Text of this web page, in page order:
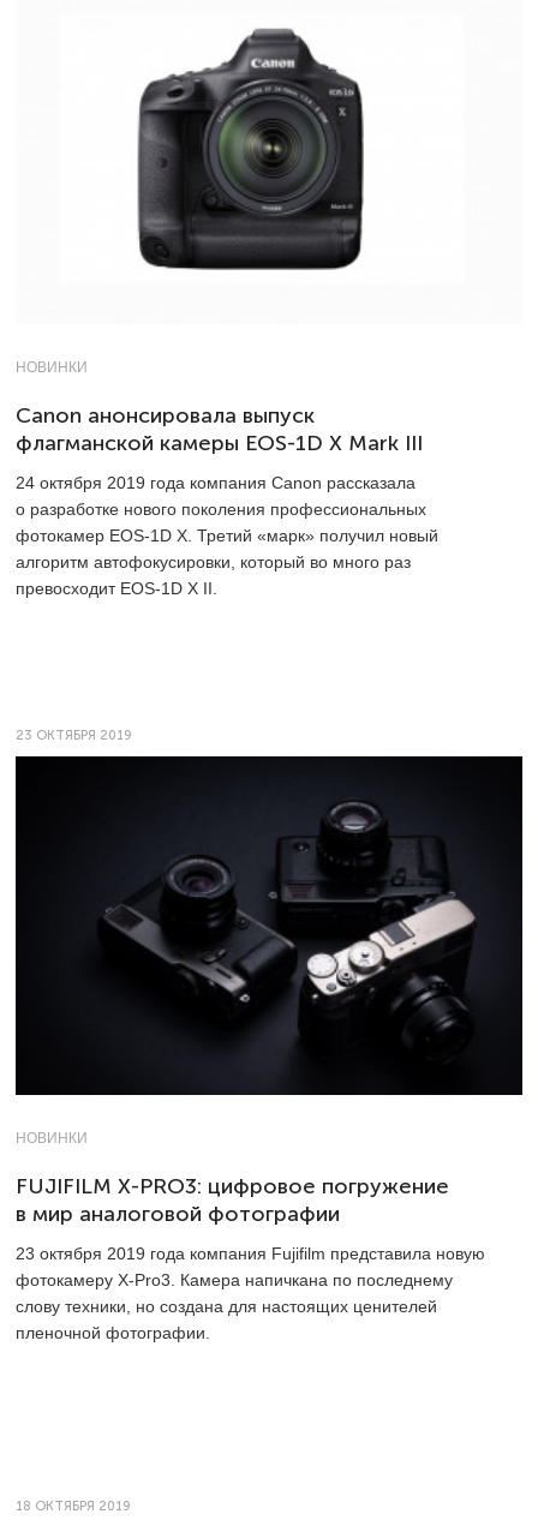
НОВИНКИ
Canon анонсировала выпуск
флагманской камеры EOS-1D X Mark III
24 октября 2019 года компания Canon рассказала
о разработке нового поколения профессиональных
фотокамер EOS-1D X. Третий «марк» получил новый
алгоритм автофокусировки, который во много раз
превосходит EOS-1D X II.
23 ОКТЯБРЯ 2019
НОВИНКИ
FUJIFILM X-PRO3: цифровое погружение
в мир аналоговой фотографии
23 октября 2019 года компания Fujifilm представила новую
фотокамеру X-Pro3. Камера напичкана по последнему
слову техники, но создана для настоящих ценителей
пленочной фотографии.
18 ОКТЯБРЯ 2019